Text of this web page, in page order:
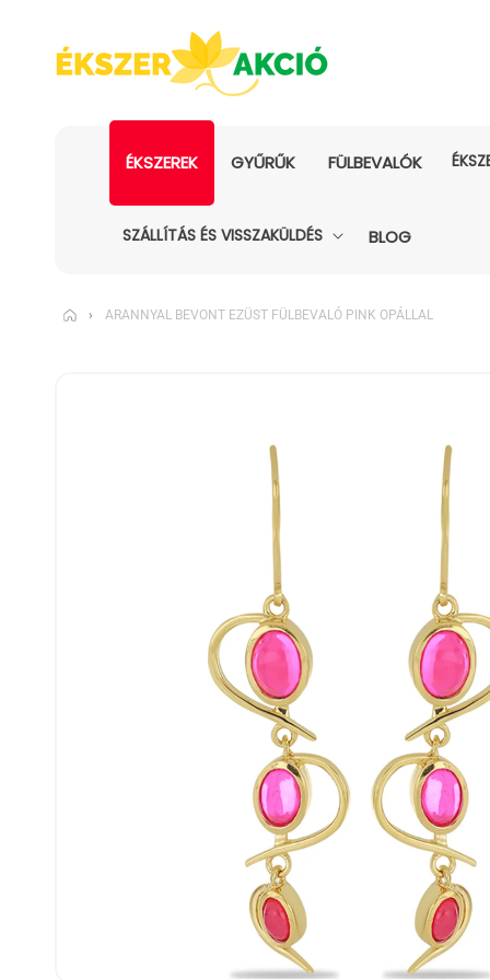
ÉKSZEREK GYŰRŰK FÜLBEVALÓK
SZÁLLÍTÁS ÉS VISSZAKÜLDÉS BLOG
› ARANNYAL BEVONT EZÜST FÜLBEVALÓ PINK OPÁLLAL